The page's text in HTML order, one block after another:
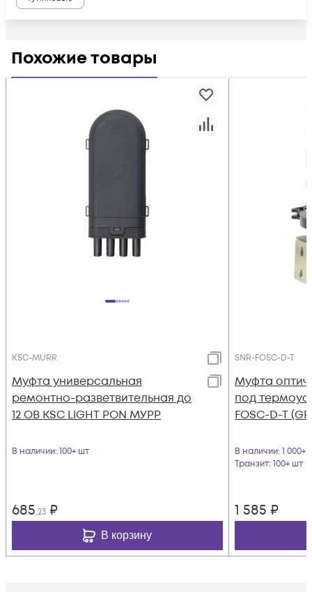
Похожие товары
KSC-MURR
Муфта универсальная
ремонтно-разветвительная до
12 ОВ KSC LIGHT PON МУРР
В наличии: 100+ шт
685,23 ₽
В корзину
SNR-FOSC-D-T
Муфта
под
FOSC-D-T
В наличии: 1 000+
Транзит: 100+ шт
1 585 ₽